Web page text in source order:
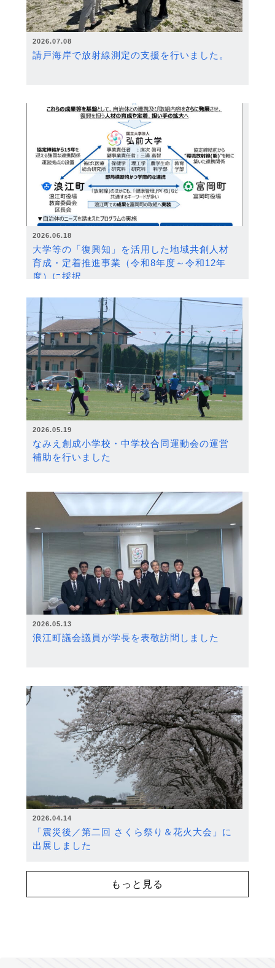
2026.07.08
請戸海岸で放射線測定の支援を行いました。
2026.06.18
大学等の「復興知」を活用した地域共創人材
育成・定着推進事業（令和8年度～令和12年
度）に採択
2026.05.19
なみえ創成小学校・中学校合同運動会の運営
補助を行いました
2026.05.13
浪江町議会議員が学長を表敬訪問しました
2026.04.14
「震災後／第二回 さくら祭り＆花火大会」に
出展しました
もっと見る